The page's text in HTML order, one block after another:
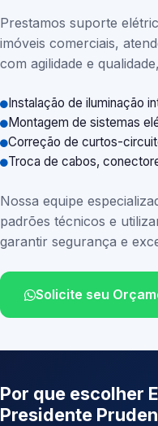
Prestamos suporte
imóveis comerciais,
com agilidade e
Instalação de iluminação
Montagem de sistemas
Correção de curtos-
Troca de cabos,
Nossa equipe
padrões técnicos e
garantir segurança e
Solicite seu
Por que escolher
Presidente